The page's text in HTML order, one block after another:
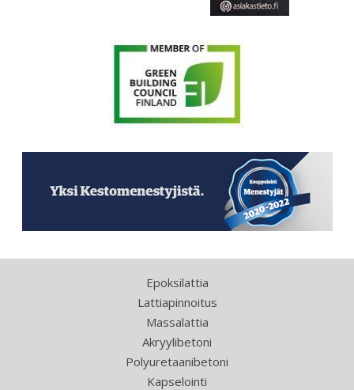
Epoksilattia
Lattiapinnoitus
Massalattia
Akryylibetoni
Polyuretaanibetoni
Kapselointi